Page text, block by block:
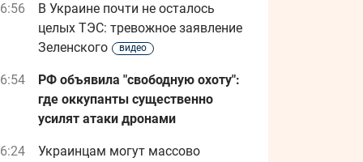
В Украине почти не осталось
целых ТЭС: тревожное заявление
Зеленского
видео
РФ объявила "свободную охоту":
где оккупанты существенно
усилят атаки дронами
Украинцам могут массово